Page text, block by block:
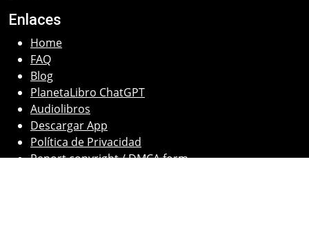
Enlaces
Home
FAQ
Blog
PlanetaLibro ChatGPT
Audiolibros
Descargar App
Política de Privacidad
Report copyright / DMCA form